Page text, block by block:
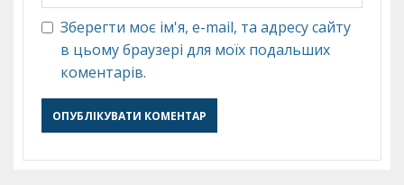
Зберегти моє ім'я, e-mail, та адресу сайту
в цьому браузері для моїх подальших
коментарів.